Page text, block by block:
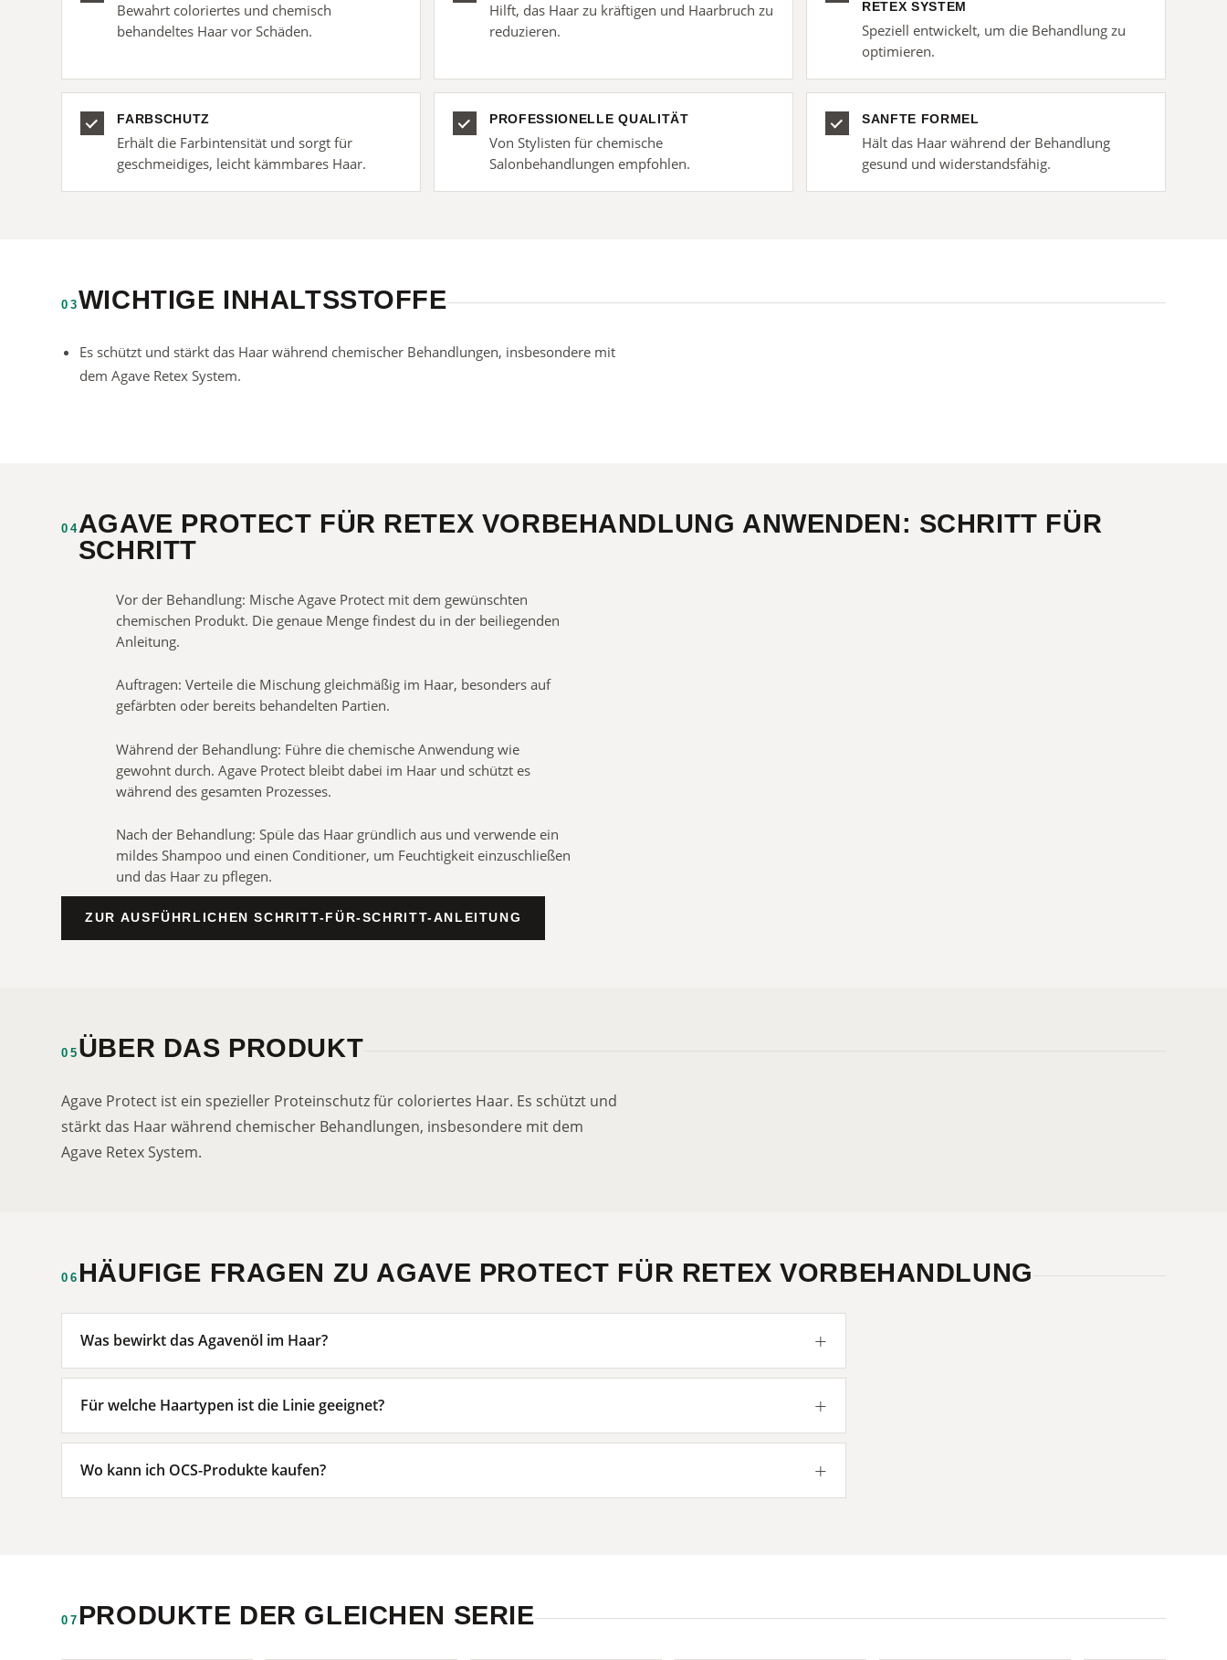
Bewahrt coloriertes und chemisch
behandeltes Haar vor Schäden.
Hilft, das Haar zu kräftigen und Haarbruch zu
reduzieren.
RETEX SYSTEM
Speziell entwickelt, um die Behandlung zu
optimieren.
FARBSCHUTZ
Erhält die Farbintensität und sorgt für
geschmeidiges, leicht kämmbares Haar.
PROFESSIONELLE QUALITÄT
Von Stylisten für chemische
Salonbehandlungen empfohlen.
SANFTE FORMEL
Hält das Haar während der Behandlung
gesund und widerstandsfähig.
03WICHTIGE INHALTSSTOFFE
Es schützt und stärkt das Haar während chemischer Behandlungen, insbesondere mit
dem Agave Retex System.
04AGAVE PROTECT FÜR RETEX VORBEHANDLUNG ANWENDEN: SCHRITT FÜR
SCHRITT
Vor der Behandlung: Mische Agave Protect mit dem gewünschten
chemischen Produkt. Die genaue Menge findest du in der beiliegenden
Anleitung.
Auftragen: Verteile die Mischung gleichmäßig im Haar, besonders auf
gefärbten oder bereits behandelten Partien.
Während der Behandlung: Führe die chemische Anwendung wie
gewohnt durch. Agave Protect bleibt dabei im Haar und schützt es
während des gesamten Prozesses.
Nach der Behandlung: Spüle das Haar gründlich aus und verwende ein
mildes Shampoo und einen Conditioner, um Feuchtigkeit einzuschließen
und das Haar zu pflegen.
ZUR AUSFÜHRLICHEN SCHRITT-FÜR-SCHRITT-ANLEITUNG
05 ÜBER DAS PRODUKT
Agave Protect ist ein spezieller Proteinschutz für coloriertes Haar. Es schützt und
stärkt das Haar während chemischer Behandlungen, insbesondere mit dem
Agave Retex System.
06 HÄUFIGE FRAGEN ZU AGAVE PROTECT FÜR RETEX VORBEHANDLUNG
Was bewirkt das Agavenöl im Haar?
Für welche Haartypen ist die Linie geeignet?
Wo kann ich OCS-Produkte kaufen?
07 PRODUKTE DER GLEICHEN SERIE